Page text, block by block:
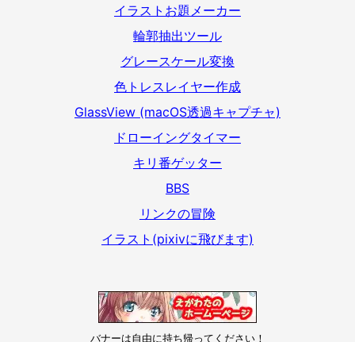
イラストお題メーカー
輪郭抽出ツール
グレースケール変換
色トレスレイヤー作成
GlassView (macOS透過キャプチャ)
ドローイングタイマー
キリ番ゲッター
BBS
リンクの冒険
イラスト(pixivに飛びます)
バナーは自由に持ち帰ってください！